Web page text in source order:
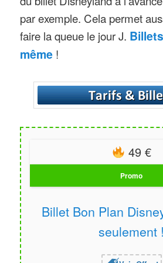
par exemple. Cela permet
faire la queue le jour J.
même !
49 €
Promo
Billet Bon Plan
seulement !